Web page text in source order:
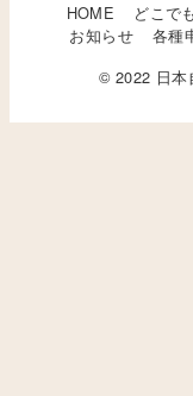
HOME どこでも
お知らせ
各種
© 2022 日本